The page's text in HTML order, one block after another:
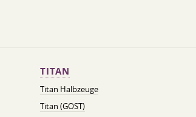
TITAN
Titan Halbzeuge
Titan (GOST)